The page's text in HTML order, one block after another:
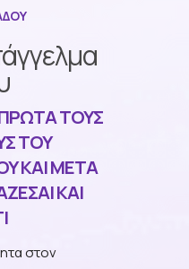
ΤΟΥΣ
ΤΟΥ
ΚΑΙ ΜΕΤΑ
ΚΑΙ
στον